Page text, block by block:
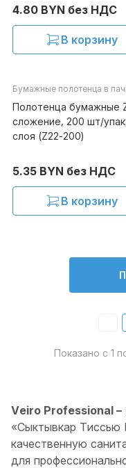
4.80 BYN без НДС
В корзину
В
Бумажные полотенца в
Полотенца бумажные
сложение, 200 шт/
слоя (Z22-200)
5.35 BYN без НДС
В корзину
Показано с 1
Veiro Professional –
«Сыктывкар Тиссью
качественную
для